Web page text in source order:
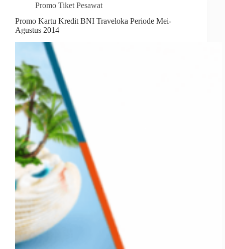
Promo Tiket Pesawat
Promo Kartu Kredit BNI Traveloka Periode Mei-
Agustus 2014